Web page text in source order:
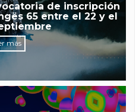
de inscripción
65 entre el 22 y el
más